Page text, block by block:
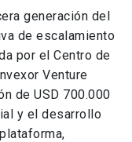
generación del
de escalamiento
por el Centro de
Venture
de USD 700.000
y el desarrollo